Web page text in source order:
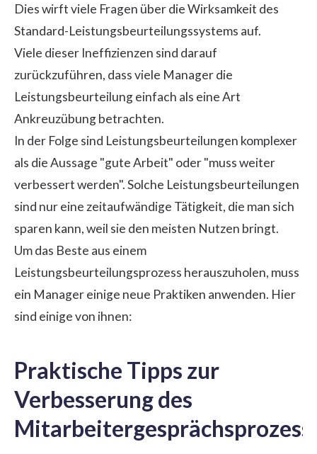
Dies wirft viele Fragen über die Wirksamkeit des
Standard-Leistungsbeurteilungssystems auf.
Viele dieser Ineffizienzen sind darauf
zurückzuführen, dass viele Manager die
Leistungsbeurteilung einfach als eine Art
Ankreuzübung betrachten.
In der Folge sind Leistungsbeurteilungen komplexer
als die Aussage "gute Arbeit" oder "muss weiter
verbessert werden". Solche Leistungsbeurteilungen
sind nur eine zeitaufwändige Tätigkeit, die man sich
sparen kann, weil sie den meisten Nutzen bringt.
Um das Beste aus einem
Leistungsbeurteilungsprozess herauszuholen, muss
ein Manager einige neue Praktiken anwenden. Hier
sind einige von ihnen:
Praktische Tipps zur
Verbesserung des